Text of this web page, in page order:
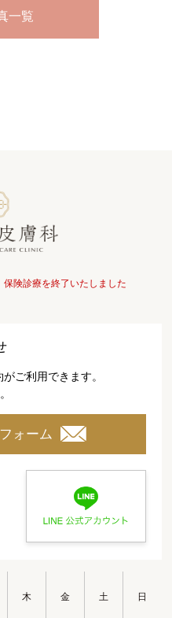
一覧
険診療を終了いたしました
木 金 土 日
ご利用できます。
ォーム